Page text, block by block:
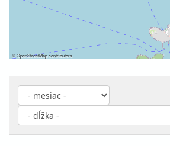
©OpenStreetMapcontributors